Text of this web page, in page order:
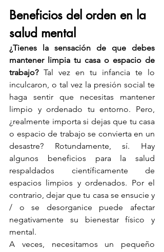
Beneficios del orden en la
salud mental
¿Tienes la sensación de que debes
mantener limpia tu casa o espacio de
trabajo? Tal vez en tu infancia te lo
inculcaron, o tal vez la presión social te
haga sentir que necesitas mantener
limpio y ordenado tu entorno. Pero,
¿realmente importa si dejas que tu casa
o espacio de trabajo se convierta en un
desastre? Rotundamente, sí. Hay
algunos beneficios para la salud
respaldados científicamente de
espacios limpios y ordenados. Por el
contrario, dejar que tu casa se ensucie y
/ o se desorganice puede afectar
negativamente su bienestar físico y
mental.
A veces, necesitamos un pequeño